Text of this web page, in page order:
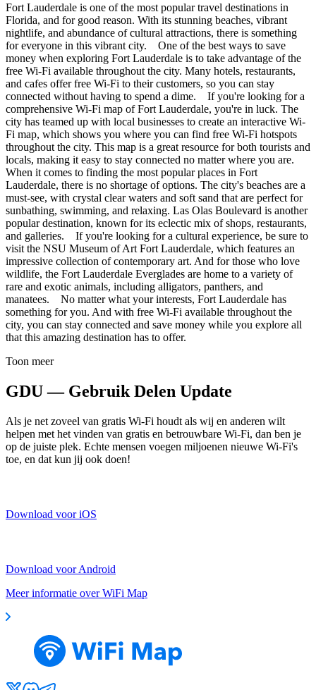
Fort Lauderdale is one of the most popular travel destinations in
Florida, and for good reason. With its stunning beaches, vibrant
nightlife, and abundance of cultural attractions, there is something
for everyone in this vibrant city. One of the best ways to save
money when exploring Fort Lauderdale is to take advantage of the
free Wi-Fi available throughout the city. Many hotels, restaurants,
and cafes offer free Wi-Fi to their customers, so you can stay
connected without having to spend a dime. If you're looking for a
comprehensive Wi-Fi map of Fort Lauderdale, you're in luck. The
city has teamed up with local businesses to create an interactive Wi-
Fi map, which shows you where you can find free Wi-Fi hotspots
throughout the city. This map is a great resource for both tourists and
locals, making it easy to stay connected no matter where you are.
When it comes to finding the most popular places in Fort
Lauderdale, there is no shortage of options. The city's beaches are a
must-see, with crystal clear waters and soft sand that are perfect for
sunbathing, swimming, and relaxing. Las Olas Boulevard is another
popular destination, known for its eclectic mix of shops, restaurants,
and galleries. If you're looking for a cultural experience, be sure to
visit the NSU Museum of Art Fort Lauderdale, which features an
impressive collection of contemporary art. And for those who love
wildlife, the Fort Lauderdale Everglades are home to a variety of
rare and exotic animals, including alligators, panthers, and
manatees. No matter what your interests, Fort Lauderdale has
something for you. And with free Wi-Fi available throughout the
city, you can stay connected and save money while you explore all
that this amazing destination has to offer.
Toon meer
GDU — Gebruik Delen Update
Als je net zoveel van gratis Wi-Fi houdt als wij en anderen wilt
helpen met het vinden van gratis en betrouwbare Wi-Fi, dan ben je
op de juiste plek. Echte mensen voegen miljoenen nieuwe Wi-Fi's
toe, en dat kun jij ook doen!
Download voor iOS
Download voor Android
Meer informatie over WiFi Map